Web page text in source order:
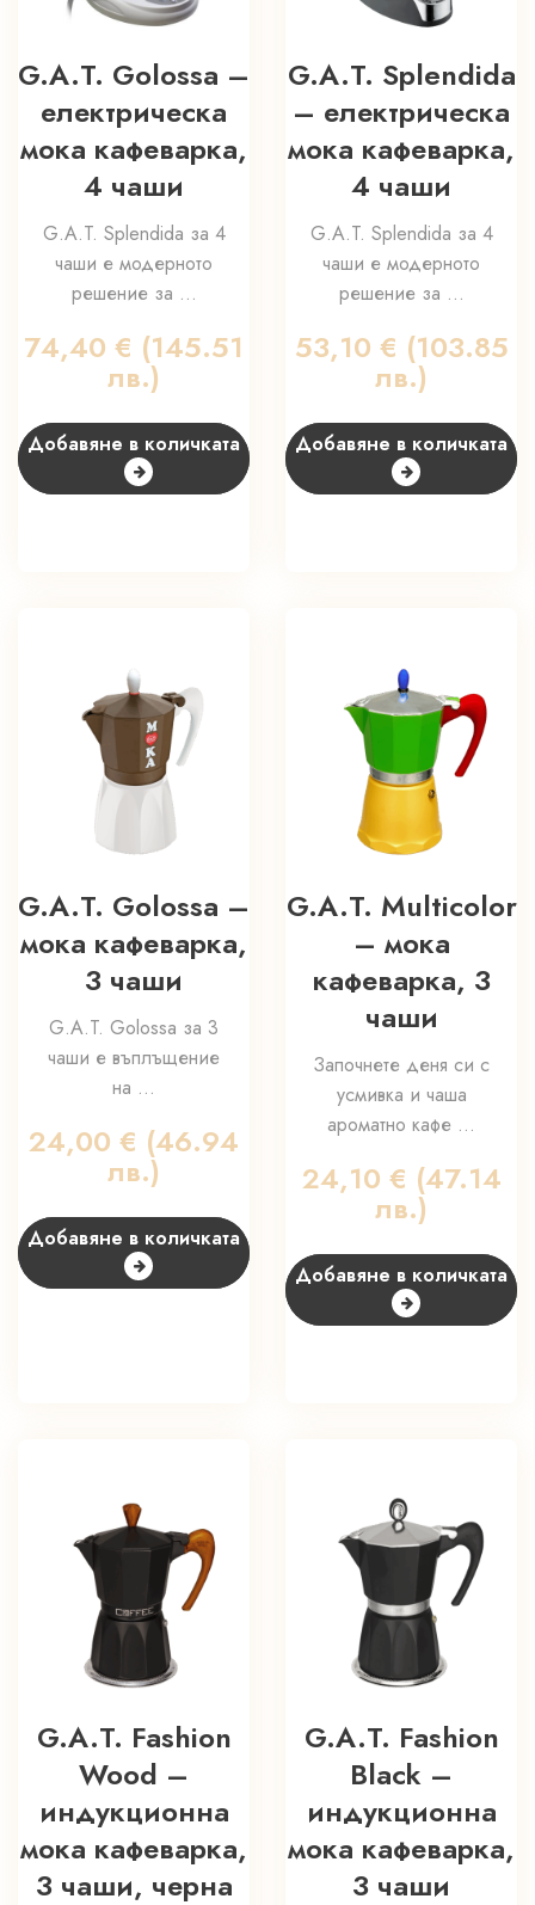
G.A.T. Golossa –
електрическа
мока кафеварка,
4 чаши
G.A.T. Splendida за 4
чаши е модерното
решение за ...
74,40 € (145.51
лв.)
Добавяне в количката
G.A.T. Splendida
– електрическа
мока кафеварка,
4 чаши
G.A.T. Splendida за 4
чаши е модерното
решение за ...
53,10 € (103.85
лв.)
Добавяне в количката
G.A.T. Golossa –
мока кафеварка,
3 чаши
G.A.T. Golossa за 3
чаши е въплъщение
на ...
24,00 € (46.94
лв.)
Добавяне в количката
G.A.T. Multicolor
– мока
кафеварка, 3
чаши
Започнете деня си с
усмивка и чаша
ароматно кафе ...
24,10 € (47.14
лв.)
Добавяне в количката
G.A.T. Fashion
Wood –
индукционна
мока кафеварка,
3 чаши, черна
G.A.T. Fashion
Black –
индукционна
мока кафеварка,
3 чаши